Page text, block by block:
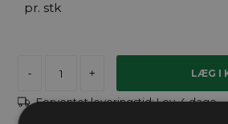
pr. stk
- +
Forventet leveringstid:Lev. 4 dage